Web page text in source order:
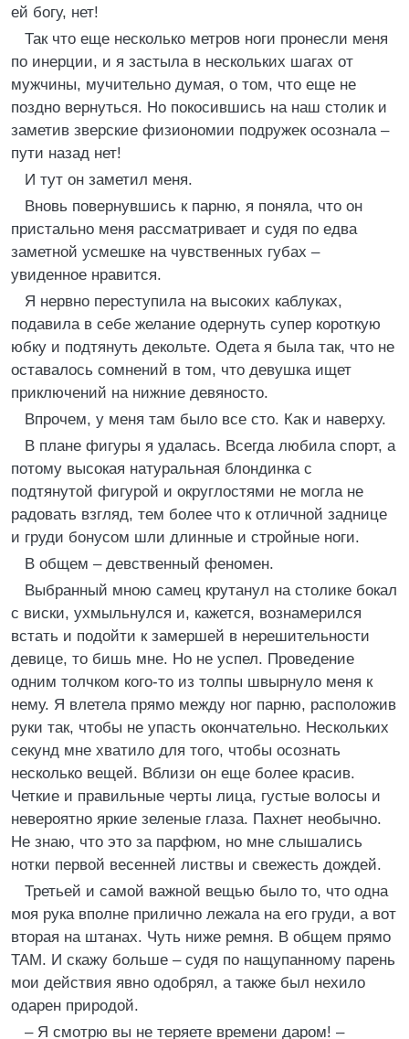
ей богу, нет!
Так что еще несколько метров ноги пронесли меня
по инерции, и я застыла в нескольких шагах от
мужчины, мучительно думая, о том, что еще не
поздно вернуться. Но покосившись на наш столик и
заметив зверские физиономии подружек осознала –
пути назад нет!
И тут он заметил меня.
Вновь повернувшись к парню, я поняла, что он
пристально меня рассматривает и судя по едва
заметной усмешке на чувственных губах –
увиденное нравится.
Я нервно переступила на высоких каблуках,
подавила в себе желание одернуть супер короткую
юбку и подтянуть декольте. Одета я была так, что не
оставалось сомнений в том, что девушка ищет
приключений на нижние девяносто.
Впрочем, у меня там было все сто. Как и наверху.
В плане фигуры я удалась. Всегда любила спорт, а
потому высокая натуральная блондинка с
подтянутой фигурой и округлостями не могла не
радовать взгляд, тем более что к отличной заднице
и груди бонусом шли длинные и стройные ноги.
В общем – девственный феномен.
Выбранный мною самец крутанул на столике бокал
с виски, ухмыльнулся и, кажется, вознамерился
встать и подойти к замершей в нерешительности
девице, то бишь мне. Но не успел. Проведение
одним толчком кого-то из толпы швырнуло меня к
нему. Я влетела прямо между ног парню, расположив
руки так, чтобы не упасть окончательно. Нескольких
секунд мне хватило для того, чтобы осознать
несколько вещей. Вблизи он еще более красив.
Четкие и правильные черты лица, густые волосы и
невероятно яркие зеленые глаза. Пахнет необычно.
Не знаю, что это за парфюм, но мне слышались
нотки первой весенней листвы и свежесть дождей.
Третьей и самой важной вещью было то, что одна
моя рука вполне прилично лежала на его груди, а вот
вторая на штанах. Чуть ниже ремня. В общем прямо
ТАМ. И скажу больше – судя по нащупанному парень
мои действия явно одобрял, а также был нехило
одарен природой.
– Я смотрю вы не теряете времени даром! –